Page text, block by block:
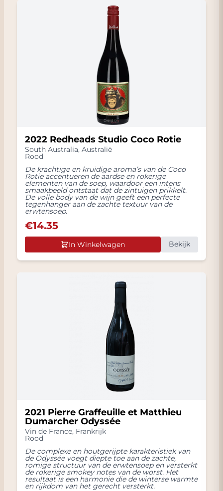
2022 Redheads Studio Coco Rotie
South Australia, Australië
Rood
De krachtige en kruidige aroma’s van de Coco
Rotie accentueren de aardse en rokerige
elementen van de soep, waardoor een intens
smaakbeeld ontstaat dat de zintuigen prikkelt.
De volle body van de wijn geeft een perfecte
tegenhanger aan de zachte textuur van de
erwtensoep.
€14.35
In Winkelwagen Bekijk
2021 Pierre Graffeuille et Matthieu
Dumarcher Odyssée
Vin de France, Frankrijk
Rood
De complexe en houtgerijpte karakteristiek van
de Odyssée voegt diepte toe aan de zachte,
romige structuur van de erwtensoep en versterkt
de rokerige smokey notes van de worst. Het
resultaat is een harmonie die de winterse warmte
en rijkdom van het gerecht versterkt.